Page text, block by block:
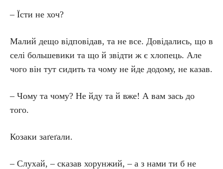
– Їсти не хоч?
Малий дещо відповідав, та не все. Довідались, що в
селі большевики та що й звідти ж є хлопець. Але
чого він тут сидить та чому не йде додому, не казав.
– Чому та чому? Не йду та й вже! А вам зась до
того.
Козаки заґеґали.
– Слухай, – сказав хорунжий, – а з нами ти б не